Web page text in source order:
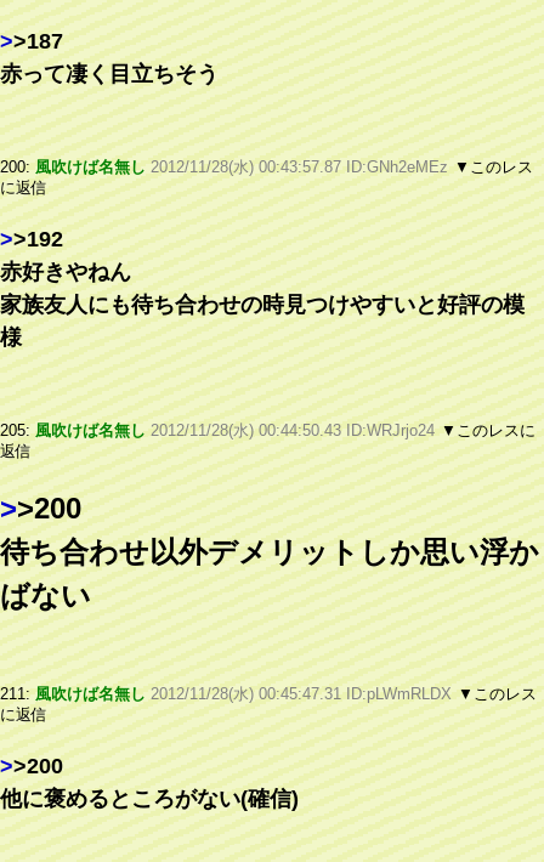
>>187
赤って凄く目立ちそう
200: 風吹けば名無し 2012/11/28(水) 00:43:57.87 ID:GNh2eMEz ▼このレス
に返信
>>192
赤好きやねん
家族友人にも待ち合わせの時見つけやすいと好評の模
様
205: 風吹けば名無し 2012/11/28(水) 00:44:50.43 ID:WRJrjo24 ▼このレスに
返信
>>200
待ち合わせ以外デメリットしか思い浮か
ばない
211: 風吹けば名無し 2012/11/28(水) 00:45:47.31 ID:pLWmRLDX ▼このレス
に返信
>>200
他に褒めるところがない(確信)